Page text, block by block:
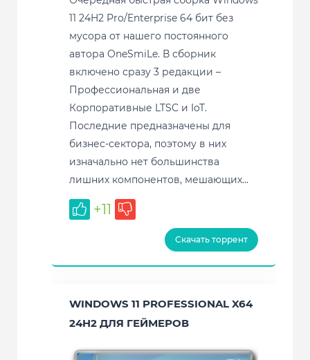
11 24H2 Pro/Enterprise 64 бит без
мусора от нашего постоянного
автора OneSmiLe. В сборник
включено сразу 3 редакции –
Профессиональная и две
Корпоративные LTSC и IoT.
Последние предназначены для
бизнес-сектора, поэтому в них
изначально нет большинства
лишних компонентов, мешающих...
+11
Скачать торрент
WINDOWS 11 PROFESSIONAL X64
24H2 ДЛЯ ГЕЙМЕРОВ